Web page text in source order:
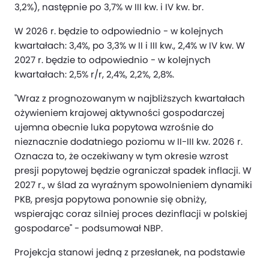
3,2%), następnie po 3,7% w III kw. i IV kw. br.
W 2026 r. będzie to odpowiednio - w kolejnych
kwartałach: 3,4%, po 3,3% w II i III kw., 2,4% w IV kw. W
2027 r. będzie to odpowiednio - w kolejnych
kwartałach: 2,5% r/r, 2,4%, 2,2%, 2,8%.
"Wraz z prognozowanym w najbliższych kwartałach
ożywieniem krajowej aktywności gospodarczej
ujemna obecnie luka popytowa wzrośnie do
nieznacznie dodatniego poziomu w II-III kw. 2026 r.
Oznacza to, że oczekiwany w tym okresie wzrost
presji popytowej będzie ograniczał spadek inflacji. W
2027 r., w ślad za wyraźnym spowolnieniem dynamiki
PKB, presja popytowa ponownie się obniży,
wspierając coraz silniej proces dezinflacji w polskiej
gospodarce" - podsumował NBP.
Projekcja stanowi jedną z przesłanek, na podstawie